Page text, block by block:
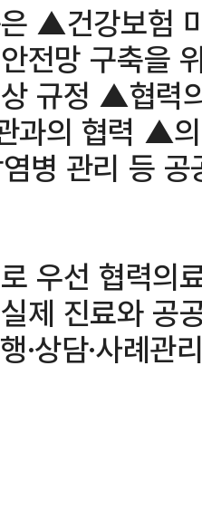
▲건강보험
전망 구축을
규정 ▲협력
과의 협력 ▲
병 관리 등
우선 협력의
제 진료와 공
·상담·사례